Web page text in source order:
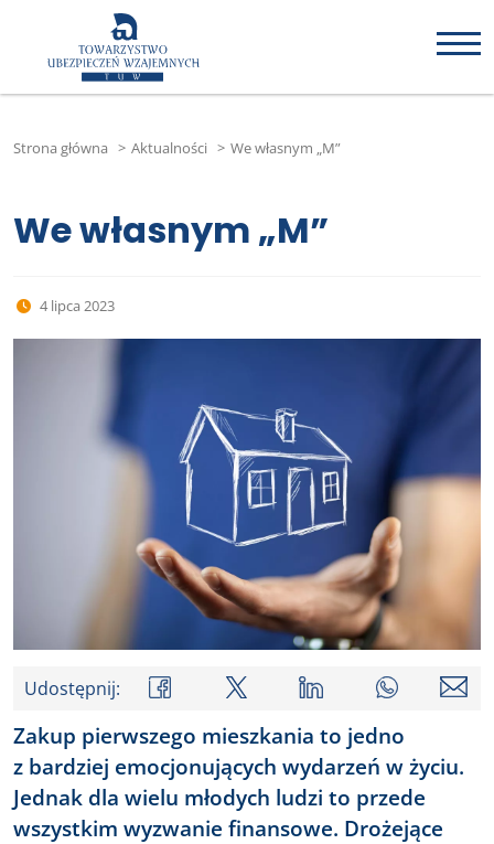
Strona główna > Aktualności > We własnym „M”
We własnym „M”
4 lipca 2023
Udostępnij:
Zakup pierwszego mieszkania to jedno
z bardziej emocjonujących wydarzeń w życiu.
Jednak dla wielu młodych ludzi to przede
wszystkim wyzwanie finansowe. Drożejące